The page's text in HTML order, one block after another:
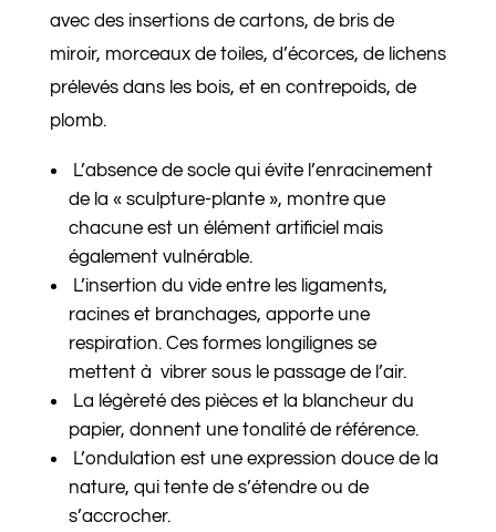
avec des insertions de cartons, de bris de
miroir, morceaux de toiles, d’écorces, de lichens
prélevés dans les bois, et en contrepoids, de
plomb.
L’absence de socle qui évite l’enracinement
de la « sculpture-plante », montre que
chacune est un élément artificiel mais
également vulnérable.
L’insertion du vide entre les ligaments,
racines et branchages, apporte une
respiration. Ces formes longilignes se
mettent à vibrer sous le passage de l’air.
La légèreté des pièces et la blancheur du
papier, donnent une tonalité de référence.
L’ondulation est une expression douce de la
nature, qui tente de s’étendre ou de
s’accrocher.